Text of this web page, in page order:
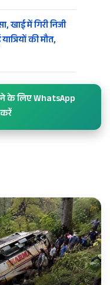
खाई में गिरी निजी
की मौत,
के लिए WhatsApp